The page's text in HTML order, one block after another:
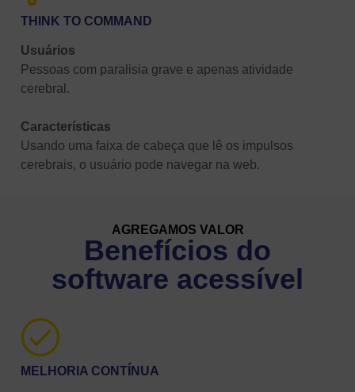
THINK TO COMMAND
Usuários
Pessoas com paralisia grave e apenas atividade
cerebral.
Características
Usando uma faixa de cabeça que lê os impulsos
cerebrais, o usuário pode navegar na web.
AGREGAMOS VALOR
Benefícios do
software acessível
MELHORIA CONTÍNUA